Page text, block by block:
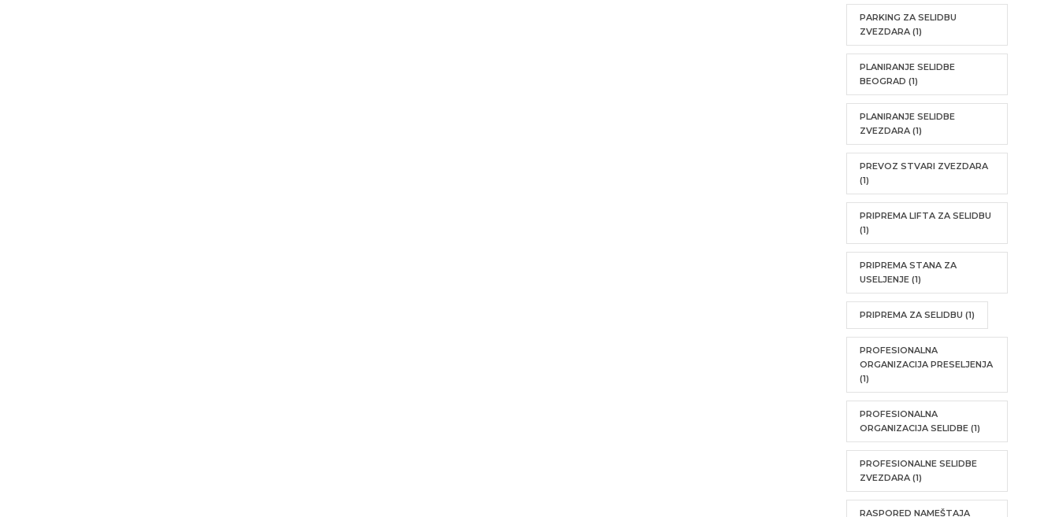
PARKING ZA SELIDBU
ZVEZDARA (1)
PLANIRANJE SELIDBE
BEOGRAD (1)
PLANIRANJE SELIDBE
ZVEZDARA (1)
PREVOZ STVARI ZVEZDARA
(1)
PRIPREMA LIFTA ZA SELIDBU
(1)
PRIPREMA STANA ZA
USELJENJE (1)
PRIPREMA ZA SELIDBU (1)
PROFESIONALNA
ORGANIZACIJA PRESELJENJA
(1)
PROFESIONALNA
ORGANIZACIJA SELIDBE (1)
PROFESIONALNE SELIDBE
ZVEZDARA (1)
RASPORED NAMEŠTAJA